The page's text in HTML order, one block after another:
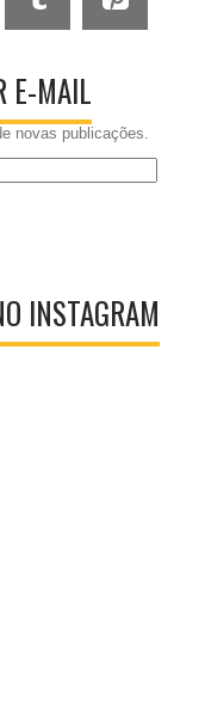
E-MAIL
novas publicações.
INSTAGRAM